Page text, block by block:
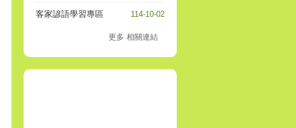
114-10-02
客家諺語學習專區
更多 相關連結